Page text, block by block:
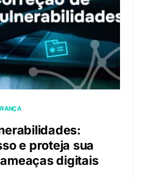
e proteja sua
digitais